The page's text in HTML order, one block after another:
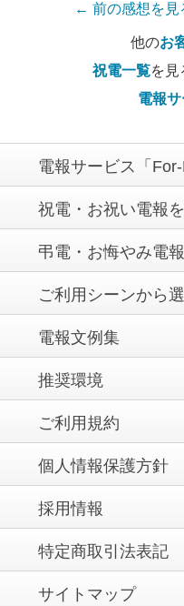
← 前の感想を見
他のお
祝電一覧を見
電報
電報サービス「
祝電・お祝い電報
弔電・お悔やみ電
ご利用シーンから
電報文例集
推奨環境
ご利用規約
個人情報保護方針
採用情報
特定商取引法表記
サイトマップ